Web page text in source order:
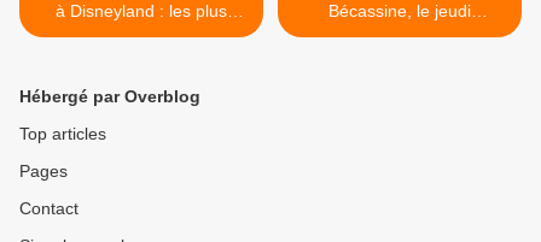
à Disneyland : les plus
grands secrets enfin
Bécassine, le jeudi
23/12/2021 à 21h05 sur
Hébergé par Overblog
Top articles
Pages
Contact